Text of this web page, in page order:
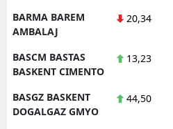
BARMA BAREM
AMBALAJ
20,34
BASCM BASTAS
BASKENT CIMENTO
13,23
BASGZ BASKENT
DOGALGAZ GMYO
44,50